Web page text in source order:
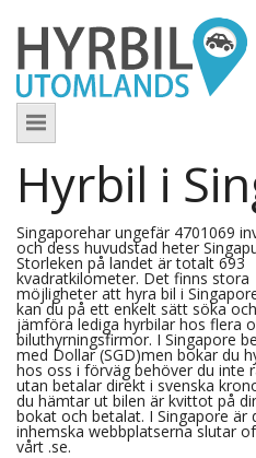
Hyrbil i
Singaporehar ungefär 4701069
och dess huvudstad heter
Storleken på landet är totalt 693
kvadratkilometer. Det finns stora
möjligheter att hyra bil i
kan du på ett enkelt sätt söka och
jämföra lediga hyrbilar hos flera
biluthyrningsfirmor. I Singapore
med Dollar (SGD)men bokar du
hos oss i förväg behöver du inte
utan betalar direkt i svenska
du hämtar ut bilen är kvittot på
bokat och betalat. I Singapore
inhemska webbplatserna slutar
vårt .se.